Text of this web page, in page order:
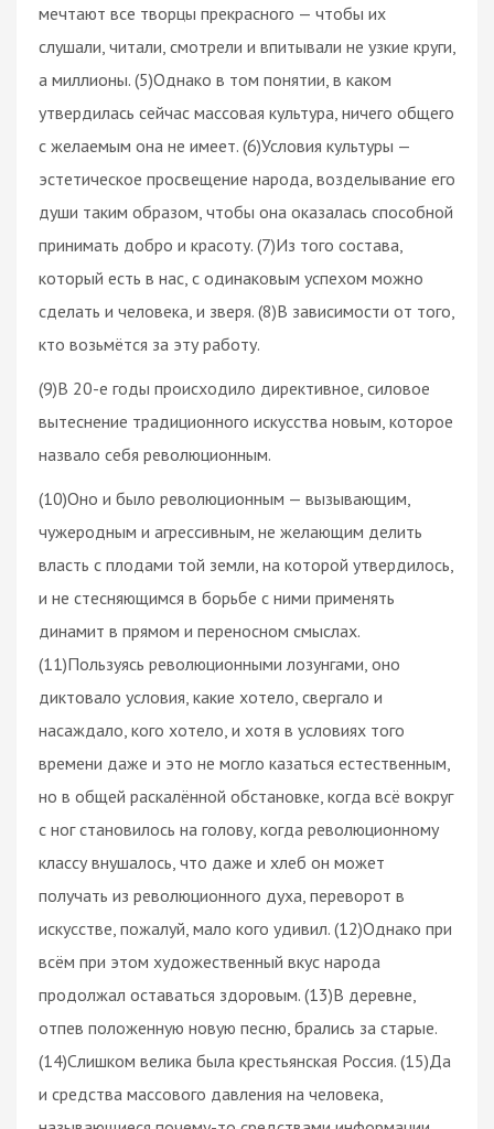
мечтают все творцы прекрасного — чтобы их
слушали, читали, смотрели и впитывали не узкие круги,
а миллионы. (5)Однако в том понятии, в каком
утвердилась сейчас массовая культура, ничего общего
с желаемым она не имеет. (6)Условия культуры —
эстетическое просвещение народа, возделывание его
души таким образом, чтобы она оказалась способной
принимать добро и красоту. (7)Из того состава,
который есть в нас, с одинаковым успехом можно
сделать и человека, и зверя. (8)В зависимости от того,
кто возьмётся за эту работу.
(9)В 20-е годы происходило директивное, силовое
вытеснение традиционного искусства новым, которое
назвало себя революционным.
(10)Оно и было революционным — вызывающим,
чужеродным и агрессивным, не желающим делить
власть с плодами той земли, на которой утвердилось,
и не стесняющимся в борьбе с ними применять
динамит в прямом и переносном смыслах.
(11)Пользуясь революционными лозунгами, оно
диктовало условия, какие хотело, свергало и
насаждало, кого хотело, и хотя в условиях того
времени даже и это не могло казаться естественным,
но в общей раскалённой обстановке, когда всё вокруг
с ног становилось на голову, когда революционному
классу внушалось, что даже и хлеб он может
получать из революционного духа, переворот в
искусстве, пожалуй, мало кого удивил. (12)Однако при
всём при этом художественный вкус народа
продолжал оставаться здоровым. (13)В деревне,
отпев положенную новую песню, брались за старые.
(14)Слишком велика была крестьянская Россия. (15)Да
и средства массового давления на человека,